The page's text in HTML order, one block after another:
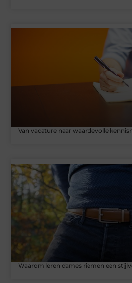
Van vacature naar waardevolle
Waarom leren dames riemen een